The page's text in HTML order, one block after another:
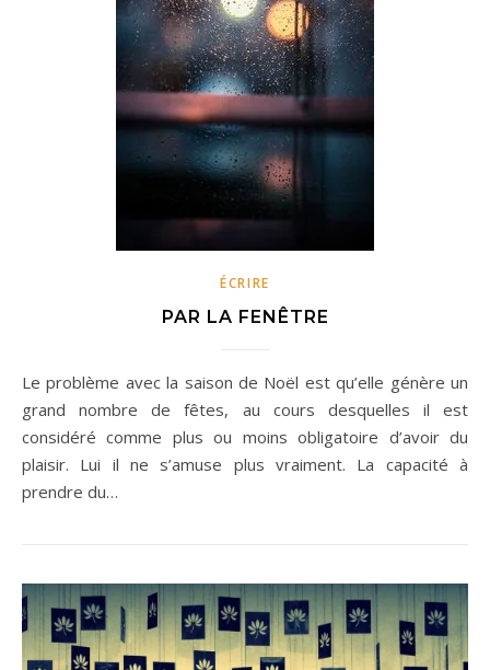
ÉCRIRE
PAR LA FENÊTRE
Le problème avec la saison de Noël est qu’elle génère un
grand nombre de fêtes, au cours desquelles il est
considéré comme plus ou moins obligatoire d’avoir du
plaisir. Lui il ne s’amuse plus vraiment. La capacité à
prendre du…